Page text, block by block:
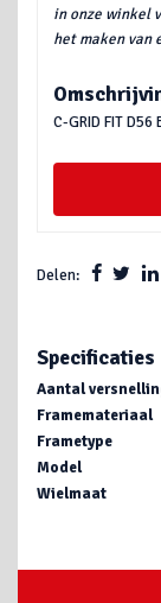
in onze winkel
het maken van
C-GRID FIT D56
Delen:
Specificaties
Aantal
Framemateriaal
Frametype
Model
Wielmaat